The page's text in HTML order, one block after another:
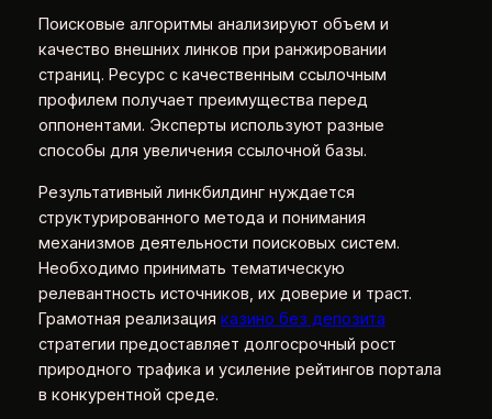
Поисковые алгоритмы анализируют объем и
качество внешних линков при ранжировании
страниц. Ресурс с качественным ссылочным
профилем получает преимущества перед
оппонентами. Эксперты используют разные
способы для увеличения ссылочной базы.
Результативный линкбилдинг нуждается
структурированного метода и понимания
механизмов деятельности поисковых систем.
Необходимо принимать тематическую
релевантность источников, их доверие и траст.
Грамотная реализация казино без депозита
стратегии предоставляет долгосрочный рост
природного трафика и усиление рейтингов портала
в конкурентной среде.